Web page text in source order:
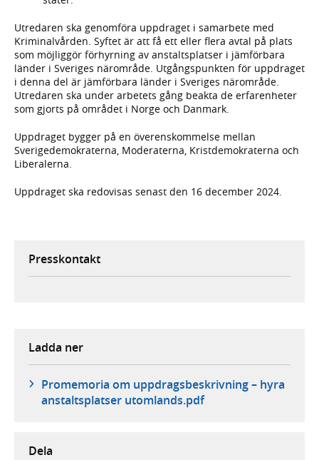
Utredaren ska genomföra uppdraget i samarbete med
Kriminalvården. Syftet är att få ett eller flera avtal på plats
som möjliggör förhyrning av anstaltsplatser i jämförbara
länder i Sveriges närområde. Utgångspunkten för uppdraget
i denna del är jämförbara länder i Sveriges närområde.
Utredaren ska under arbetets gång beakta de erfarenheter
som gjorts på området i Norge och Danmark.
Uppdraget bygger på en överenskommelse mellan
Sverigedemokraterna, Moderaterna, Kristdemokraterna och
Liberalerna.
Uppdraget ska redovisas senast den 16 december 2024.
Presskontakt
Ladda ner
Promemoria om uppdragsbeskrivning – hyra
anstaltsplatser utomlands.pdf
Dela